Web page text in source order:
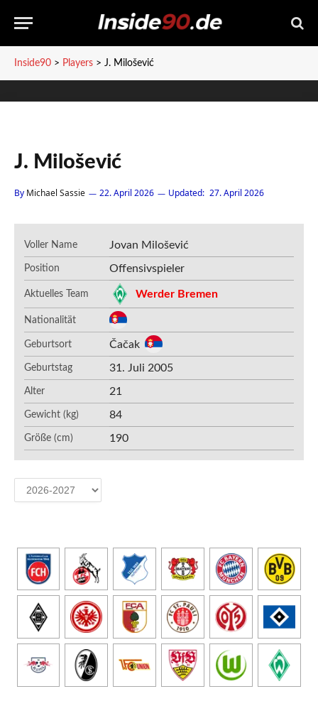
Inside90 > Players > J. Milošević
J. Milošević
By Michael Sassie 22. April 2026 Updated: 27. April 2026
Voller Name Jovan Milošević
Position Offensivspieler
Aktuelles Team Werder Bremen
Nationalität
Geburtsort Čačak
Geburtstag 31. Juli 2005
Alter 21
Gewicht (kg) 84
Größe (cm) 190